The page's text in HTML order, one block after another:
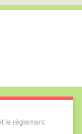
le règlement